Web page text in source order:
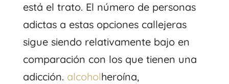
está el trato. El número de personas
adictas a estas opciones callejeras
sigue siendo relativamente bajo en
comparación con los que tienen una
adicción. alcoholheroína,